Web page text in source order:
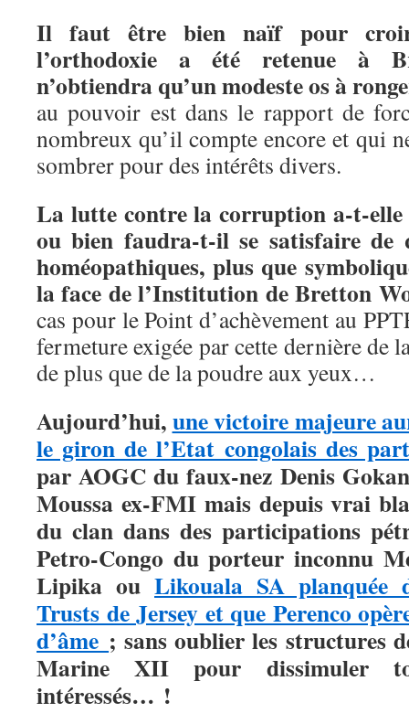
Il faut être bien naïf pour
l’orthodoxie a été retenue à
n’obtiendra qu’un modeste os à
au pouvoir est dans le rapport de
nombreux qu’il compte encore et qui
sombrer pour des intérêts divers.
La lutte contre la corruption a-t-elle
ou bien faudra-t-il se satisfaire de
homéopathiques, plus que
la face de l’Institution de Bretton
cas pour le Point d’achèvement au
fermeture exigée par cette dernière de
de plus que de la poudre aux yeux…
Aujourd’hui,une victoire majeure
le giron de l’Etat congolais des
par AOGC du faux-nez Denis
Moussa ex-FMI mais depuis vrai
du clan dans des participations
Petro-Congo du porteur inconnu
Lipika ou Likouala SA planquée
Trusts de Jersey et que Perenco
d’âme ; sans oublier les structures
Marine XII pour dissimuler
intéressés… !